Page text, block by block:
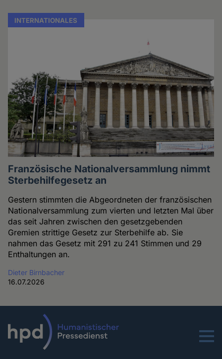
INTERNATIONALES
Französische Nationalversammlung nimmt
Sterbehilfegesetz an
Gestern stimmten die Abgeordneten der französischen
Nationalversammlung zum vierten und letzten Mal über
das seit Jahren zwischen den gesetzgebenden
Gremien strittige Gesetz zur Sterbehilfe ab. Sie
nahmen das Gesetz mit 291 zu 241 Stimmen und 29
Enthaltungen an.
Dieter Birnbacher
16.07.2026
Menu